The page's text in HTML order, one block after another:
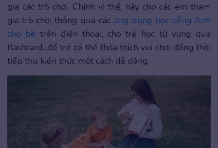
gia các trò chơi. Chính vì thế, hãy cho các em tham
gia trò chơi thông qua các ứng dụng học tiếng Anh
cho bé trên điện thoại, cho trẻ học từ vựng qua
flashcard,..để trẻ có thể thỏa thích vui chơi đồng thời
tiếp thu kiến thức một cách dễ dàng.